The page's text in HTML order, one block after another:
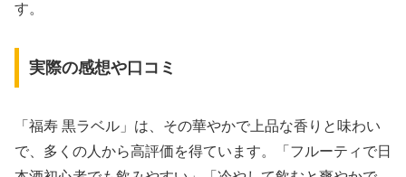
す。
実際の感想や口コミ
「福寿 黒ラベル」は、その華やかで上品な香りと味わい
で、多くの人から高評価を得ています。「フルーティで日